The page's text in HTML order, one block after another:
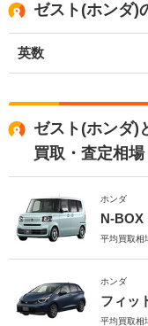
ゼスト(ホンダ)
英数
ゼスト(ホンダ)
買取・査定相場
ホンダ
N-BOX
平均買取相
ホンダ
フィッ
平均買取相